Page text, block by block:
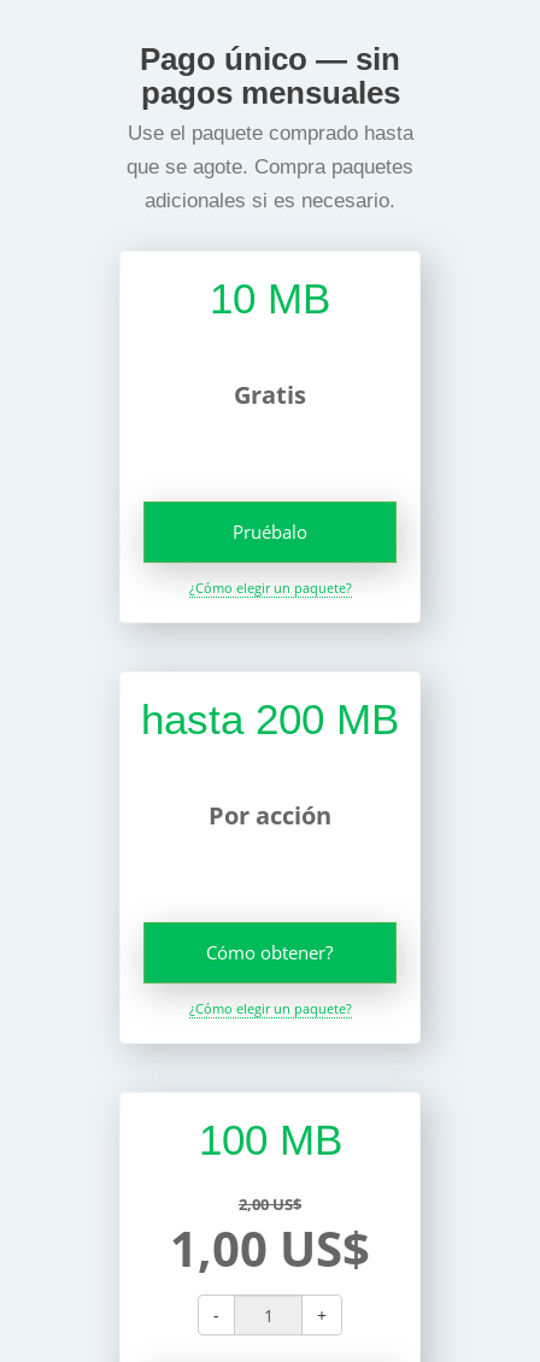
Pago único — sin
pagos mensuales
Use el paquete comprado hasta
que se agote. Compra paquetes
adicionales si es necesario.
10 MB
Gratis
Pruébalo
¿Cómo elegir un paquete?
hasta 200 MB
Por acción
Cómo obtener?
¿Cómo elegir un paquete?
100 MB
2,00 US$
1,00 US$
- +